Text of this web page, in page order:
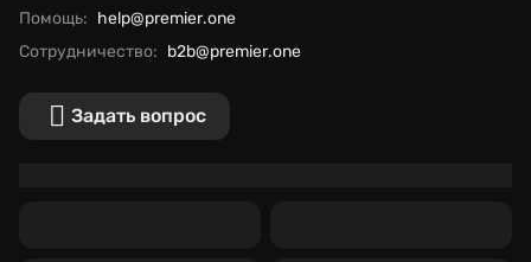
Помощь: help@premier.one
Сотрудничество: b2b@premier.one
Задать вопрос